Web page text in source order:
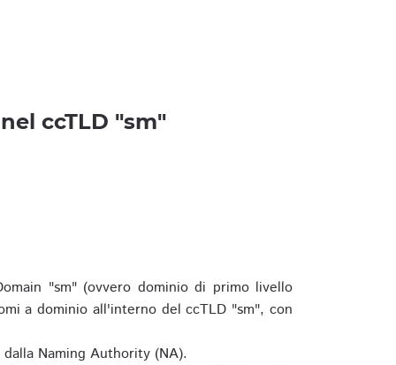
ccTLD "sm"
"sm" (ovvero dominio di primo livello
a dominio all'interno del ccTLD "sm", con
Naming Authority (NA).